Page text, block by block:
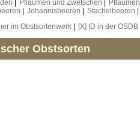
Pflaumen und Zwetschen Pflaumen
Johannisbeeren Stachelbeeren
im Obstsortenwerk [X] ID in der OSDB
Obstsorten